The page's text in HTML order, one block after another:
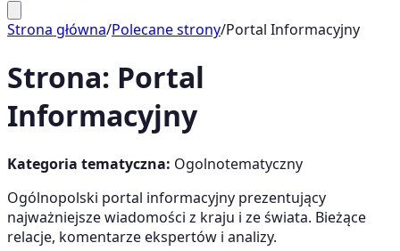
Strona główna/Polecane strony/Portal Informacyjny
Strona: Portal
Informacyjny
Kategoria tematyczna: Ogolnotematyczny
Ogólnopolski portal informacyjny prezentujący
najważniejsze wiadomości z kraju i ze świata. Bieżące
relacje, komentarze ekspertów i analizy.